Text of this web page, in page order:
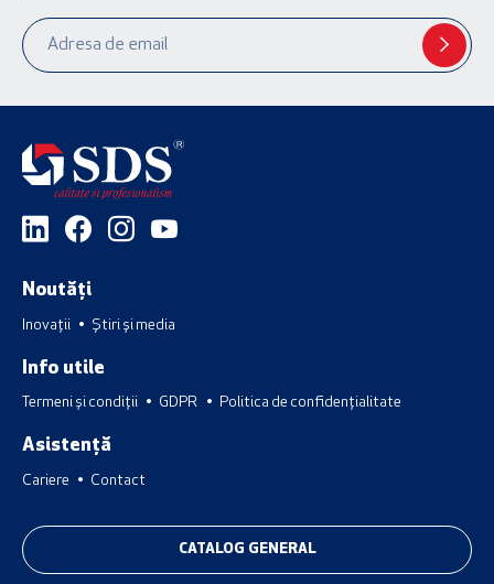
Noutăți
Inovații Știri și media
Info utile
Termeni și condiții GDPR Politica de confidențialitate
Asistență
Cariere Contact
CATALOG GENERAL